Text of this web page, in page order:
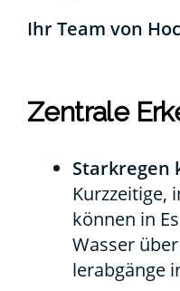
Ihr Team von
Zen­tra­le
Stark­re­gen
Kurz­zei­ti­ge,
kön­nen in
Was­ser
ler­ab­gän­ge